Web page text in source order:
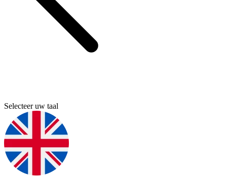
Selecteer uw taal